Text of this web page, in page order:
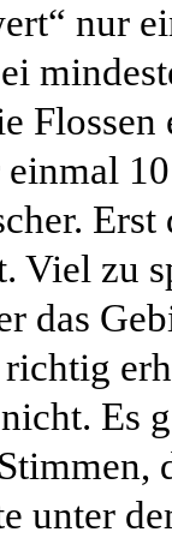
nur
Flossen
Erst
Viel zu
das
Es
unter